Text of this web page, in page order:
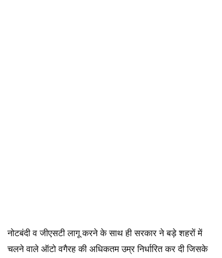
नोटबंदी व जीएसटी लागू करने के साथ ही सरकार ने बड़े शहरों में
चलने वाले ऑटो वगैरह की अधिकतम उम्र निर्धारित कर दी जिसके